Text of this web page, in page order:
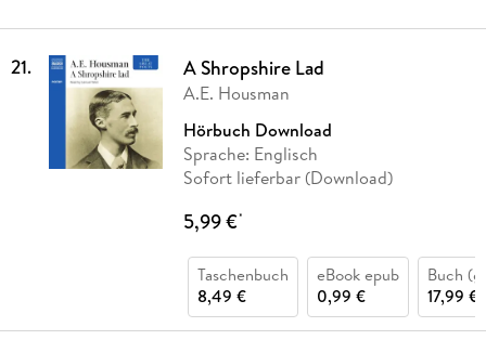
21. A Shropshire Lad
A.E. Housman
Hörbuch Download
Sprache: Englisch
Sofort lieferbar (Download)
5,99 €*
Taschenbuch
8,49 €
eBook epub
0,99 €
Buch
17,99 €